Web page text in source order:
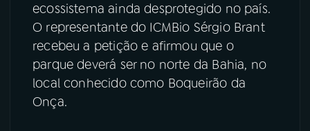
08FESTIVAL DE MÚSICA
ACOMPANHE A RÁDIO NACIONAL
YouTube Facebook
ecossistema ainda desprotegido no país.
O representante do ICMBio Sérgio Brant
recebeu a petição e afirmou que o
parque deverá ser no norte da Bahia, no
local conhecido como Boqueirão da
Onça.